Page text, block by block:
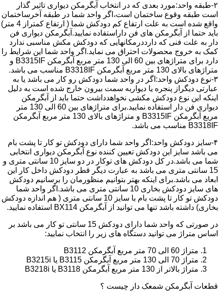
۲-طبقه واحد:مورد بعدی که در انتخاب آبگرمکن دیواری تاثیر گذار
است طبقه وقوع ساختمان است،اگر واحد شما در طبقه آخرساختمان
واقع شده است به علت ارتفاع کم دودکش شما ( ارتفاع کمتراز 4 متر)
باید حتما از آبگرمکن های فن داراستفاده نمایید.آبگرمکن دیواری فن
دار به علت فنی که دارددرمکانهایی که دودکش مکش مناسبی ندارد
کمک به خروج محصولات احتراق می نماید.اگر واحد شما این شرایط را
دارد برای متراژهای بین 60 الی 130 متر مربع آبگرمکن B3315IF و
متراژهای بالای 130 متر مربع آبگرمکن B3318IF مناسب می باشد.
۳-نوع دودکش واحد:اگر در واحد شما دودکش رو کار می باشد یا به
عبارتی دیگراز پنجره یا دیواربه سمت بیرون خارج شده است به دلیل
اینکه این نوع دودکش مکشی نخواهدداشت حتما باید از آبگرمکن
دیواری فن دار استفاده نمایید.برای متراژهای بین 60 الی 130 متر
مربع آبگرمکن B3315IF و متراژهای بالای 130 متر مربع آبگرمکن
B3318IF مناسب می باشد.
۴-سایز دودکش واحد:اگر واحد شما دارای دودکش تو کار تا پشت بام
می باشد سایز این دودکش تعیین کننده نوع آبگرمکن دیواری انتخابی
شما می باشد.در کل دودکش های توکار در دو سایز 10 سانتی متری و
15 سانتی متری می باشد به عبارت دیگر قطر دودکش داخل کار این
ابعاد می باشد.برای اینکه بهتر بتوانیم منظورمان را برسانیم دودکش
های سایز دودکش بخاری 10 سانتی متری می باشد.اگر واحد شما
دودکش تو کار تا پشت بام با سایز 10 سانتی متری ( هم اندازه دودکش
بخاری) داشته باشد تنها می توانید از آبگرمکن BX114 استفاده نمایید.
در صورتی که واحد شما دارای دودکش 15 سانتی تو کار می باشد بر
اساس متراژ می توانید دستگاه های زیر را انتخاب نمایید:
متراژ 60 الی 70 متر مربع آبگرمکن B3112
متراژ 70 الی 130 متر مربع آبگرمکن B3115 یا B3215i
متراژ بالاتر از 130 متر مربع آبگرمکن B3118 یا B3218i
قطعات آبگرمکن شمعک دار چیست ؟